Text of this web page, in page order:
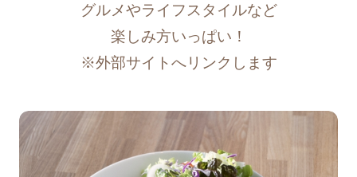
お知らせ
「HIROKIYA Bread＆Coffee」営業時間の
2025/07/24 お知らせ
ヨーク開成山スタジアム 福島レッドホープス
グルメやライフスタイルなど
楽しみ方いっぱい！
※外部サイトへリンクします